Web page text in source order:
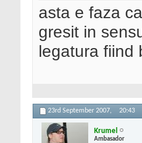
asta e faza
gresit in
legatura fiind
23rd September 2007, 20:43
Krumel
Ambasador